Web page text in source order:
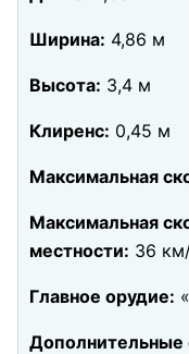
Ширина: 4,86 м
Высота: 3,4 м
Клиренс: 0,45 м
Максимальная
Максимальная
местности: 36
Главное орудие:
Дополнительные